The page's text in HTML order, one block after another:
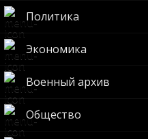
Политика
Экономика
Военный архив
Общество